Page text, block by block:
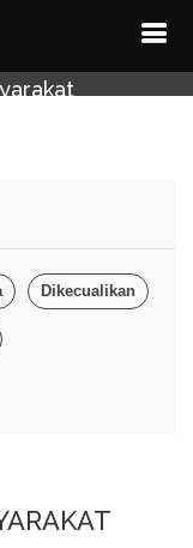
Dikecualikan